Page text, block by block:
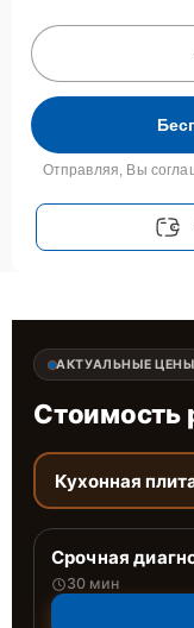
Отправляя, Вы
АКТУАЛЬНЫЕ ЦЕНЫ
Стоимость
Кухонная
Срочная
30 мин